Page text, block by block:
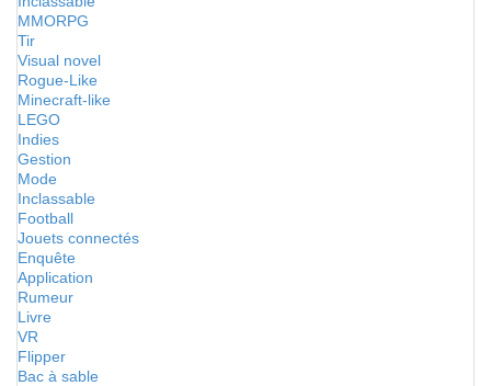
MMORPG
Tir
Visual novel
Rogue-Like
Minecraft-like
LEGO
Indies
Gestion
Mode
Inclassable
Football
Jouets connectés
Enquête
Application
Rumeur
Livre
VR
Flipper
Bac à sable